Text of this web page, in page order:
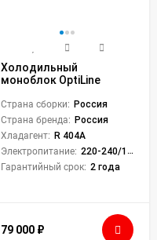
Холодильный
моноблок OptiLine
Страна сборки: Россия
Страна бренда: Россия
Хладагент: R 404A
Электропитание: 220-240/1/50
Гарантийный срок: 2 года
79 000 ₽